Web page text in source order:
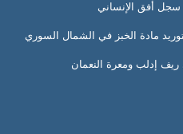
أفق الإنساني
مادة الخبز في الشمال السوري
ريف إدلب ومعرة النعمان